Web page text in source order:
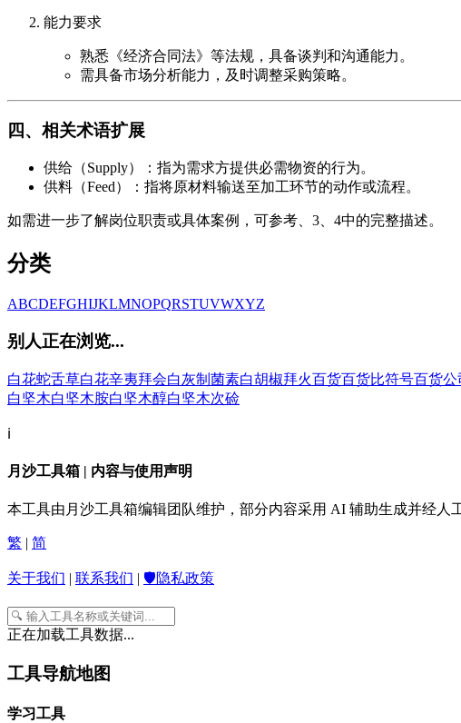
能力要求
熟悉《经济合同法》等法规，具备谈判和沟通能力。
需具备市场分析能力，及时调整采购策略。
四、相关术语扩展
供给（Supply）：指为需求方提供必需物资的行为。
供料（Feed）：指将原材料输送至加工环节的动作或流程。
如需进一步了解岗位职责或具体案例，可参考、3、4中的完整描述。
分类
ABCDEFGHIJKLMNOPQRSTUVWXYZ
别人正在浏览...
白花蛇舌草白花辛夷拜会白灰制菌素白胡椒拜火百货百货比符号百货公
白坚木白坚木胺白坚木醇白坚木次硷
ℹ️
月沙工具箱 | 内容与使用声明
本工具由月沙工具箱编辑团队维护，部分内容采用 AI 辅助生成并经人
繁 | 简
关于我们 | 联系我们 | 🛡️隐私政策
正在加载工具数据...
工具导航地图
学习工具